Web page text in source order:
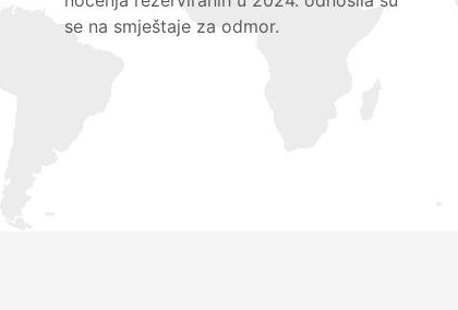
se na smještaje za odmor.